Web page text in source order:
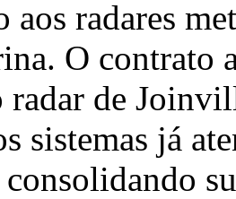
aos radares
O contrato
radar de
sistemas já